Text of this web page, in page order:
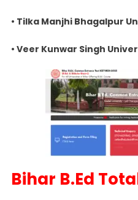
• Tilka Manjhi Bhagalpur
• Veer Kunwar Singh
Bihar B.Ed